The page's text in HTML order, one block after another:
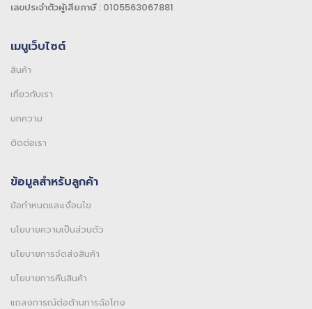
เลขประจำตัวผู้เสียภาษี : 0105563067881
เมนูเว็บไซต์
สินค้า
เกี่ยวกับเรา
บทความ
ติดต่อเรา
ข้อมูลสำหรับลูกค้า
ข้อกำหนดและเงื่อนไข
นโยบายความเป็นส่วนตัว
นโยบายการจัดส่งสินค้า
นโยบายการคืนสินค้า
แถลงการณ์ต่อต้านการฉ้อโกง